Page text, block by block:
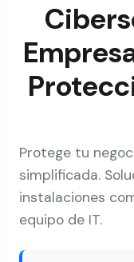
Protege tu
simplificada.
instalaciones
equipo de IT.